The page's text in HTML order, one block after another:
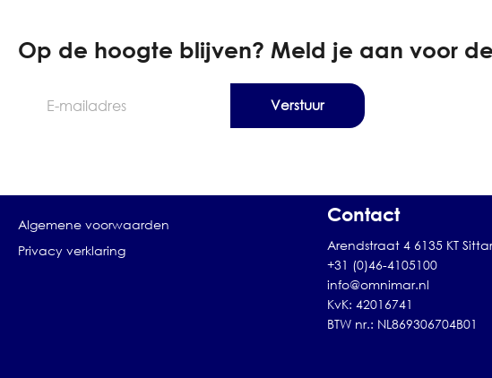
Op de hoogte blijven? Meld je aan voor
mailadres
Algemene voorwaarden
Privacy verklaring
Contact
Arendstraat 4 6135 KT
+31 (0)46-4105100
info@omnimar.nl
KvK: 42016741
BTW nr.: NL869306704B01